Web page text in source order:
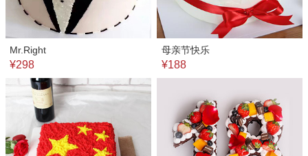
Mr.Right
¥298
母亲节快乐
¥188